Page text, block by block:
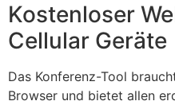
Kostenloser
Cellular Geräte
Das Konferenz-Tool
Browser und bietet allen